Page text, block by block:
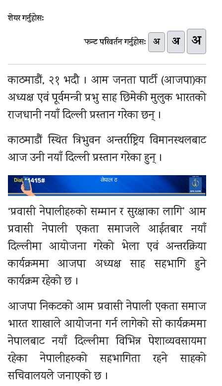
शेयर गर्नुहोस:
फन्ट परिवर्तन गर्नुहोस: अ अ अ
काठमाडौं, २१ भदौ । आम जनता पार्टी (आजपा)का
अध्यक्ष एवं पूर्वमन्त्री प्रभु साह छिमेकी मुलुक भारतको
राजधानी नयाँ दिल्ली प्रस्तान गरेका छन् ।
काठमाडौं स्थित त्रिभुवन अन्तर्राष्ट्रिय विमानस्थलबाट
आज उनी नयाँ दिल्ली प्रस्तान गरेका हुन् ।
‘प्रवासी नेपालीहरुको सम्मान र सुरक्षाका लागि’ आम
प्रवासी नेपाली एकता समाजले आईतबार नयाँ
दिल्लीमा आयोजना गरेको भेला एवं अन्तरक्रिया
कार्यक्रममा आजपा अध्यक्ष साह सहभागि हुने
कार्यक्रम रहेको छ ।
आजपा निकटको आम प्रवासी नेपाली एकता समाज
भारत शाखाले आयोजना गर्न लागेको सो कार्यक्रममा
नेपालबाट नयाँ दिल्लीमा विभिन्न पेशाव्यवसायमा
रहेका नेपालीहरुको सहभागिता रहने साहको
सचिवालयले जनाएको छ ।